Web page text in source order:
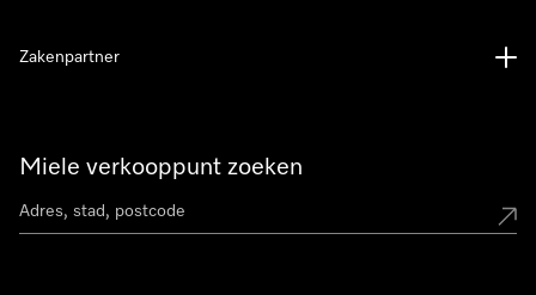
Miele verkooppunt zoeken
Zakenpartner